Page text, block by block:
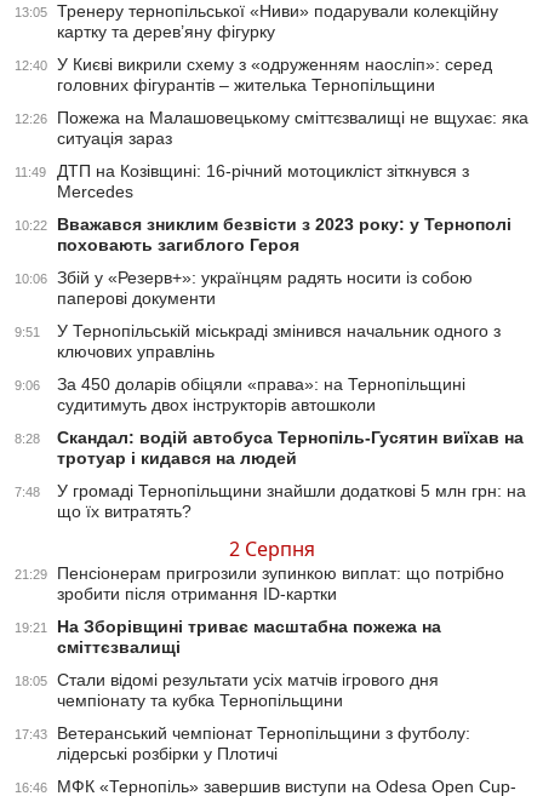
13:05
Тренеру тернопільської «Ниви» подарували колекційну
картку та дерев’яну фігурку
12:40
У Києві викрили схему з «одруженням наосліп»: серед
головних фігурантів – жителька Тернопільщини
12:26
Пожежа на Малашовецькому сміттєзвалищі не вщухає: яка
ситуація зараз
11:49
ДТП на Козівщині: 16-річний мотоцикліст зіткнувся з
Mercedes
10:22
Вважався зниклим безвісти з 2023 року: у Тернополі
поховають загиблого Героя
10:06
Збій у «Резерв+»: українцям радять носити із собою
паперові документи
9:51
У Тернопільській міськраді змінився начальник одного з
ключових управлінь
9:06
За 450 доларів обіцяли «права»: на Тернопільщині
судитимуть двох інструкторів автошколи
8:28
Скандал: водій автобуса Тернопіль-Гусятин виїхав на
тротуар і кидався на людей
7:48
У громаді Тернопільщини знайшли додаткові 5 млн грн: на
що їх витратять?
2 Серпня
21:29
Пенсіонерам пригрозили зупинкою виплат: що потрібно
зробити після отримання ID-картки
19:21
На Зборівщині триває масштабна пожежа на
сміттєзвалищі
18:05
Стали відомі результати усіх матчів ігрового дня
чемпіонату та кубка Тернопільщини
17:43
Ветеранський чемпіонат Тернопільщини з футболу:
лідерські розбірки у Плотичі
16:46 МФК «Тернопіль» завершив виступи на Odesa Open Cup-